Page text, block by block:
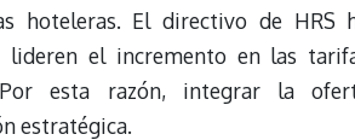
hoteleras. El directivo de HRS
lideren el incremento en las
esta razón, integrar la
estratégica.